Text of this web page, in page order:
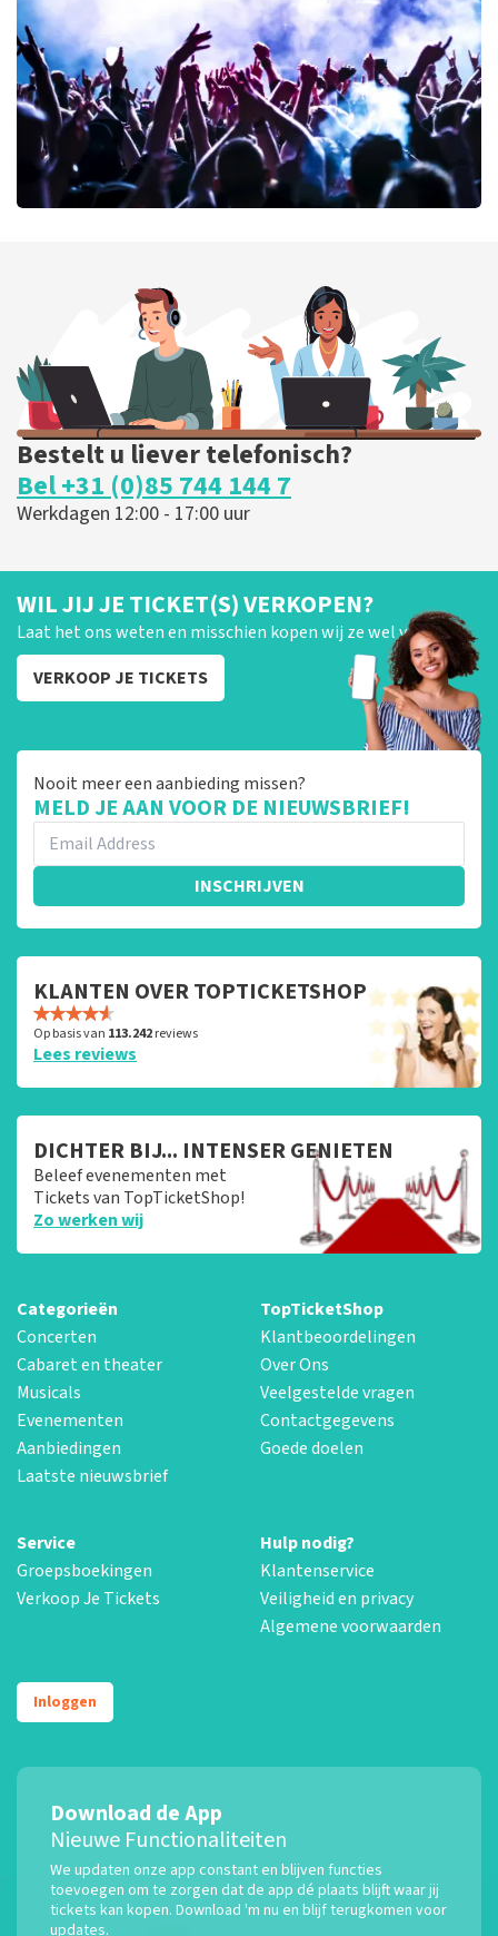
BESTEL NU
BESTEL NU
Bestelt u liever telefonisch?
Bel +31 (0)85 744 144 7
Werkdagen 12:00 - 17:00 uur
WIL JIJ JE TICKET(S) VERKOPEN?
Laat het ons weten en misschien kopen wij ze wel van je!
VERKOOP JE TICKETS
Nooit meer een aanbieding missen?
MELD JE AAN VOOR DE NIEUWSBRIEF!
INSCHRIJVEN
KLANTEN OVER TOPTICKETSHOP
Op basis van 113.242reviews
Lees reviews
DICHTER BIJ... INTENSER GENIETEN
Beleef evenementen met
Tickets van TopTicketShop!
Zo werken wij
Categorieën
Concerten
Cabaret en theater
Musicals
Evenementen
Aanbiedingen
Laatste nieuwsbrief
TopTicketShop
Klantbeoordelingen
Over Ons
Veelgestelde vragen
Contactgegevens
Goede doelen
Service
Groepsboekingen
Verkoop Je Tickets
Hulp nodig?
Klantenservice
Veiligheid en privacy
Algemene voorwaarden
Inloggen
Download de App
Nieuwe Functionaliteiten
We updaten onze app constant en blijven functies
toevoegen om te zorgen dat de app dé plaats blijft waar jij
tickets kan kopen. Download 'm nu en blijf terugkomen voor
updates.